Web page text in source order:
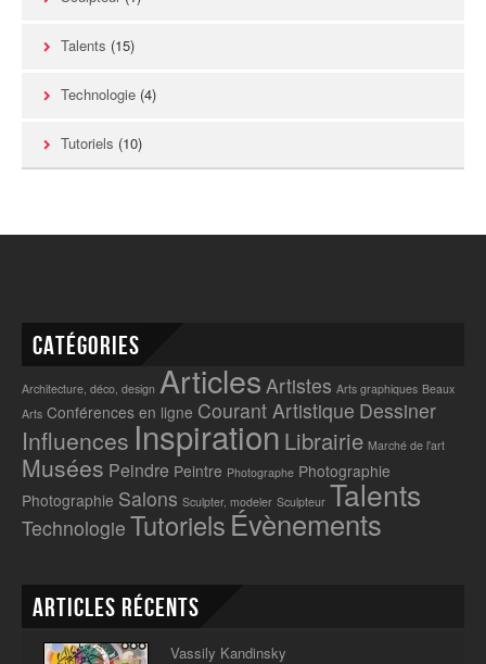
Talents (15)
Technologie (4)
Tutoriels (10)
Catégories
Architecture, déco, design Articles Artistes Arts graphiques Beaux
Arts Conférences en ligne Courant Artistique Dessiner
Influences Inspiration Librairie Marché de l'art
Musées Peindre Peintre Photographe Photographie
Photographie Salons Sculpter, modeler Sculpteur Talents
Technologie Tutoriels Évènements
Articles récents
Vassily Kandinsky